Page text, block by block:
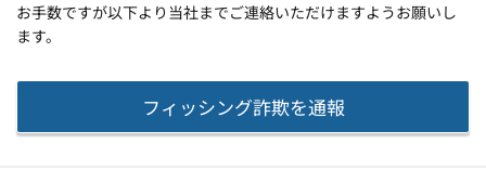
お手数ですが以下より当社までご連絡いただけますようお願いし
ます。
フィッシング詐欺を通報